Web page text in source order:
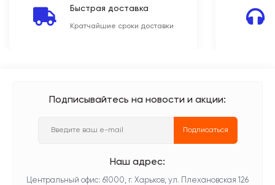
Быстрая доставка
Кратчайшие сроки доставки
Подписывайтесь на новости и акции:
Подписаться
Наш адрес:
Центральный офис: 61000, г. Харьков, ул. Плехановская 126